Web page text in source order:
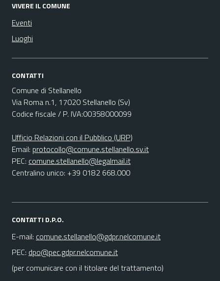
VIVERE IL COMUNE
Eventi
Luoghi
CONTATTI
Comune di Stellanello
Via Roma n.1, 17020 Stellanello (Sv)
Codice fiscale / P. IVA:00358000099
Ufficio Relazioni con il Pubblico (URP)
Email: protocollo@comune.stellanello.sv.it
PEC: comune.stellanello@legalmail.it
Centralino unico: +39 0182 668.000
CONTATTI D.P.O.
E-mail: comune.stellanello@gdpr.nelcomune.it
PEC: dpo@pec.gdpr.nelcomune.it
(per comunicare con il titolare del trattamento)